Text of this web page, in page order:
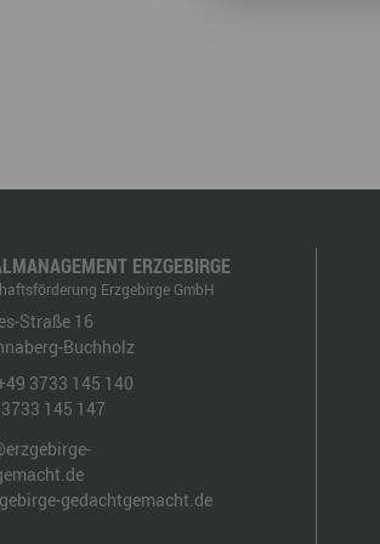
ERZGEBIRGE
Erzgebirge GmbH
Straße 16
Buchholz
3733 145 140
145 147
gedachtgemacht.de